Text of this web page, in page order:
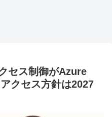
セス制御がAzure
クセス方針は2027